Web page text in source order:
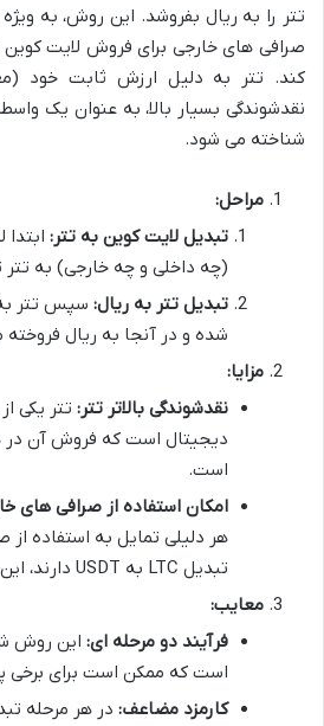
تتر را به ریال بفروشد. این روش، به
صرافی های خارجی برای فروش لایت کوین
کند. تتر به دلیل ارزش ثابت خود
نقدشوندگی بسیار بالا، به عنوان یک
شناخته می شود.
مراحل:
تبدیل لایت کوین به تتر:
(چه داخلی و چه خارجی) به
تبدیل تتر به ریال: سپس تتر
شده و در آنجا به ریال
مزایا:
نقدشوندگی بالاتر تتر: تتر یکی
دیجیتال است که فروش آن در
است.
امکان استفاده از صرافی های
هر دلیلی تمایل به استفاده از
تبدیل LTC به USDT دارند، این روش کارآمد است.
معایب:
فرآیند دو مرحله ای: این روش
است که ممکن است برای برخی
کارمزد مضاعف: